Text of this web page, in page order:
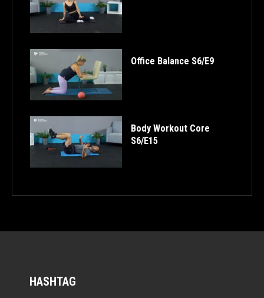
Office Balance S6/E9
Body Workout Core
S6/E15
HASHTAG